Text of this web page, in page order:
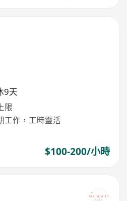
9天
限
工作，工時靈活
$100-200/小時